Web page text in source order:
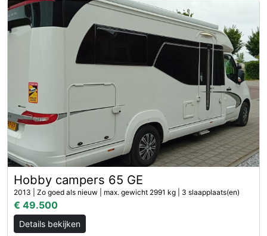
Hobby campers 65 GE
2013 | Zo goed als nieuw | max. gewicht 2991 kg | 3 slaapplaats(en)
€ 49.500
Details bekijken